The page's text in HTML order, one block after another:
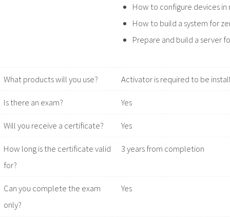
How to configure devices in
How to build a system for
Prepare and build a server
What products will you use? Activator is required to be
Is there an exam? Yes
Will you receive a certificate? Yes
How long is the certificate valid
for?
3 years from completion
Can you complete the exam
only?
Yes